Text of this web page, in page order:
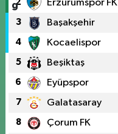
2 Erzurumspor FK
3 Başakşehir
4 Kocaelispor
5 Beşiktaş
6 Eyüpspor
7 Galatasaray
8 Çorum FK